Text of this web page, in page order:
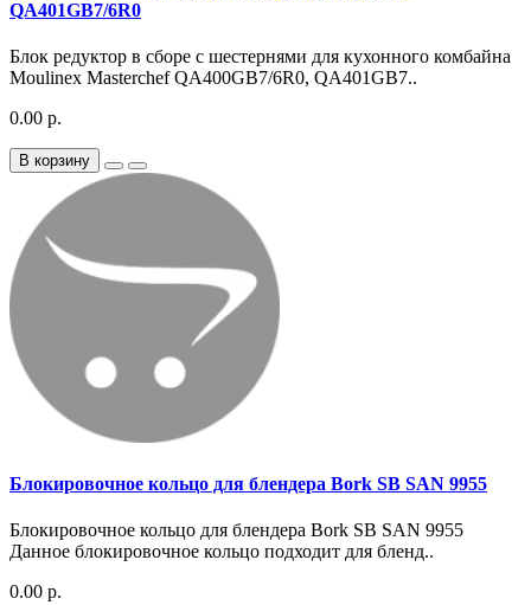
QA401GB7/6R0
Блок редуктор в сборе с шестернями для кухонного комбайна
Moulinex Masterchef QA400GB7/6R0, QA401GB7..
0.00 р.
В корзину
Блокировочное кольцо для блендера Bork SB SAN 9955
Блокировочное кольцо для блендера Bork SB SAN 9955
Данное блокировочное кольцо подходит для бленд..
0.00 р.